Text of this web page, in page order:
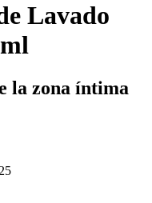
Lavado
la zona íntima